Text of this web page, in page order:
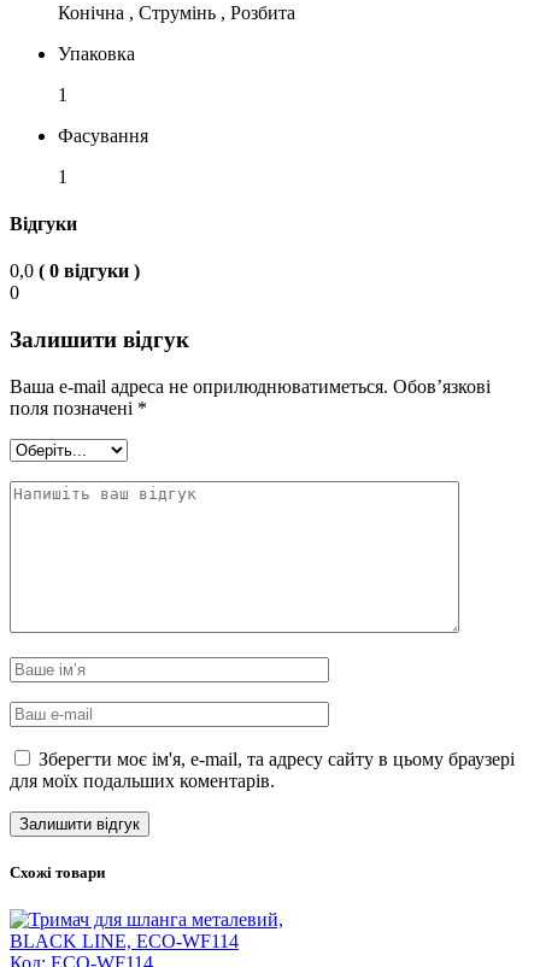
Конічна , Струмінь , Розбита
Упаковка
1
Фасування
1
Відгуки
0,0 ( 0 відгуки )
0
Залишити відгук
Ваша e-mail адреса не оприлюднюватиметься. Обов’язкові
поля позначені *
Зберегти моє ім'я, e-mail, та адресу сайту в цьому браузері
для моїх подальших коментарів.
Схожі товари
Код: ECO-WF114